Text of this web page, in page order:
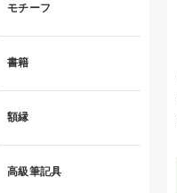
モチーフ
書籍
額縁
高級筆記具